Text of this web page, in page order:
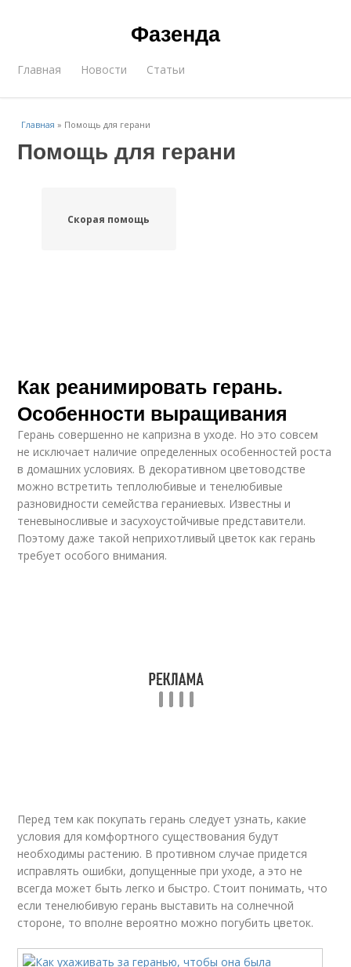
Фазенда
Главная Новости Статьи
Главная » Помощь для герани
Помощь для герани
Скорая помощь
Как реанимировать герань.
Особенности выращивания
Герань совершенно не капризна в уходе. Но это совсем
не исключает наличие определенных особенностей роста
в домашних условиях. В декоративном цветоводстве
можно встретить теплолюбивые и тенелюбивые
разновидности семейства гераниевых. Известны и
теневыносливые и засухоустойчивые представители.
Поэтому даже такой неприхотливый цветок как герань
требует особого внимания.
Перед тем как покупать герань следует узнать, какие
условия для комфортного существования будут
необходимы растению. В противном случае придется
исправлять ошибки, допущенные при уходе, а это не
всегда может быть легко и быстро. Стоит понимать, что
если тенелюбивую герань выставить на солнечной
стороне, то вполне вероятно можно погубить цветок.